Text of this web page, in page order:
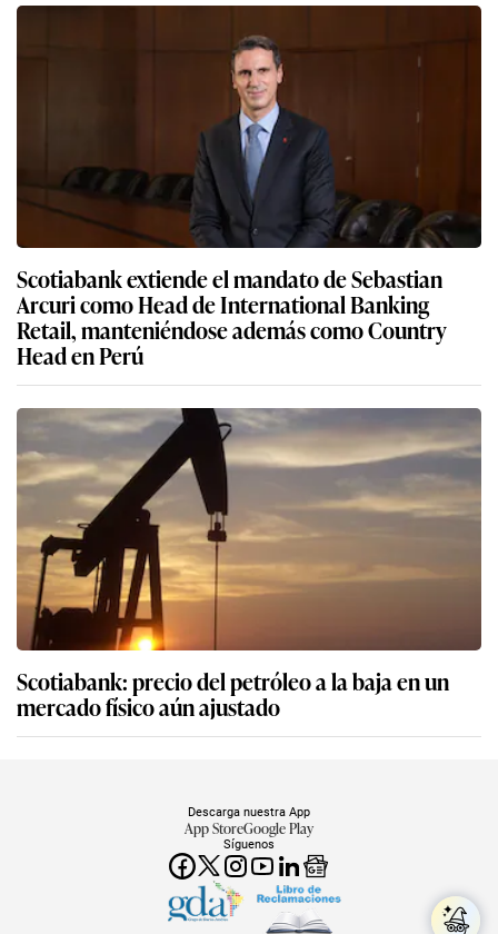
Scotiabank extiende el mandato de Sebastian
Arcuri como Head de International Banking
Retail, manteniéndose además como Country
Head en Perú
Scotiabank: precio del petróleo a la baja en un
mercado físico aún ajustado
Síguenos
Descarga nuestra App
App StoreGoogle Play